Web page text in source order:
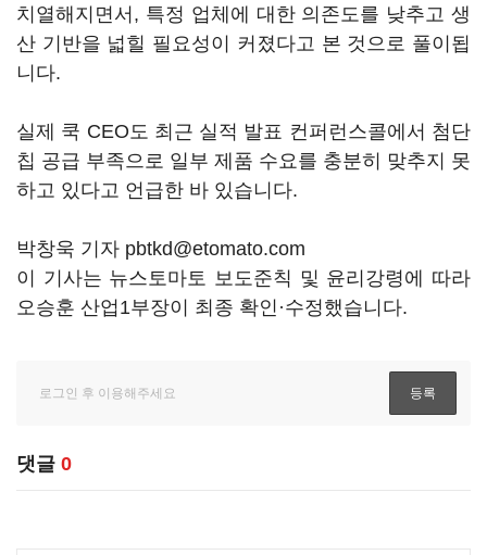
치열해지면서, 특정 업체에 대한 의존도를 낮추고 생
산 기반을 넓힐 필요성이 커졌다고 본 것으로 풀이됩
니다.
실제 쿡 CEO도 최근 실적 발표 컨퍼런스콜에서 첨단
칩 공급 부족으로 일부 제품 수요를 충분히 맞추지 못
하고 있다고 언급한 바 있습니다.
박창욱 기자 pbtkd@etomato.com
이 기사는 뉴스토마토 보도준칙 및 윤리강령에 따라
오승훈 산업1부장이 최종 확인·수정했습니다.
댓글 0